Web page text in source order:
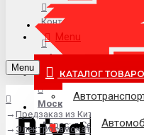
Контакты
info@pixel-trade.ru
Москва
Адрес: д.Серково,
Menu
КАТАЛОГ
Menu
Предзаказ из Китая
Электросамокат SmartONE